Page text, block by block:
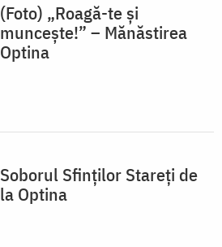
(Foto) „Roagă-te și
muncește!” – Mănăstirea
Optina
Soborul Sfinţilor Stareţi de
la Optina